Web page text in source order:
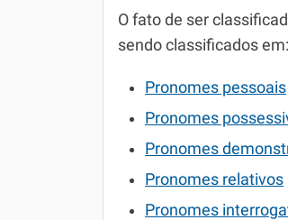
O fato de ser
sendo classificados em:
Pronomes pessoais
Pronomes
Pronomes
Pronomes relativos
Pronomes